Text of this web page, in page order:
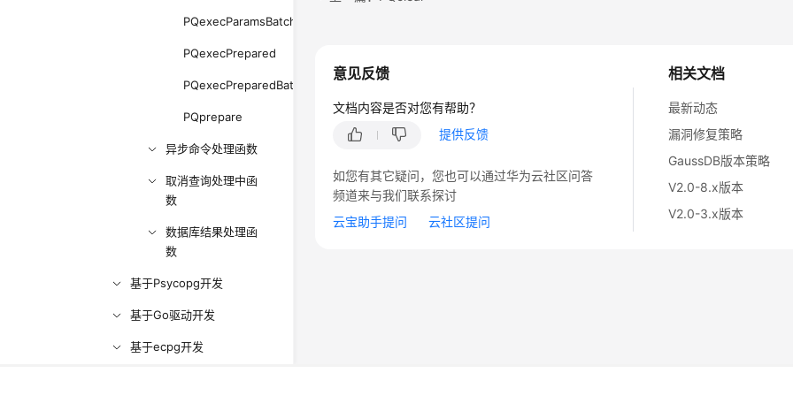
PQexecParamsBatch
PQexecPrepared
PQexecPreparedBatch
PQprepare
异步命令处理函数
取消查询处理中函
数
数据库结果处理函
数
基于Psycopg开发
基于Go驱动开发
基于ecpg开发
相关文档
最新动态
漏洞修复策略
GaussDB版本策略
V2.0-8.x版本
V2.0-3.x版本
意见反馈
文档内容是否对您有帮助？
提供反馈
如您有其它疑问，您也可以通过华为云社区问答
频道来与我们联系探讨
云宝助手提问
云社区提问